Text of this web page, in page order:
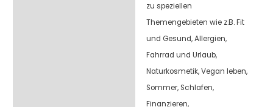
zu speziellen
Themengebieten wie z.B. Fit
und Gesund, Allergien,
Fahrrad und Urlaub,
Naturkosmetik, Vegan leben,
Sommer, Schlafen,
Finanzieren,